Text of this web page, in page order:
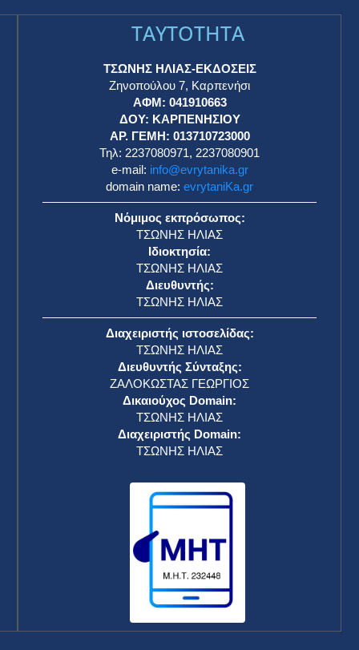
TAYTOTHTA
ΤΣΩΝΗΣ ΗΛΙΑΣ-ΕΚΔΟΣΕΙΣ
Ζηνοπούλου 7, Καρπενήσι
ΑΦΜ: 041910663
ΔΟΥ: ΚΑΡΠΕΝΗΣΙΟΥ
ΑΡ. ΓΕΜΗ: 013710723000
Τηλ: 2237080971, 2237080901
e-mail: info@evrytanika.gr
domain name: evrytaniKa.gr
Νόμιμος εκπρόσωπος:
ΤΣΩΝΗΣ ΗΛΙΑΣ
Ιδιοκτησία:
ΤΣΩΝΗΣ ΗΛΙΑΣ
Διευθυντής:
ΤΣΩΝΗΣ ΗΛΙΑΣ
Διαχειριστής ιστοσελίδας:
ΤΣΩΝΗΣ ΗΛΙΑΣ
Διευθυντής Σύνταξης:
ΖΑΛΟΚΩΣΤΑΣ ΓΕΩΡΓΙΟΣ
Δικαιούχος Domain:
ΤΣΩΝΗΣ ΗΛΙΑΣ
Διαχειριστής Domain:
ΤΣΩΝΗΣ ΗΛΙΑΣ